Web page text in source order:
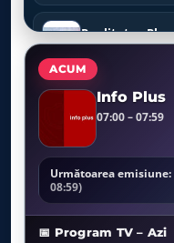
Realitatea Plus
Live TV
Prima News
Live TV
Canal 33
Live TV
Profit TV
Live TV
ACUM
Info Plus
07:00 – 07:59
Următoarea emisiune:
08:59)
📅 Program TV – Azi